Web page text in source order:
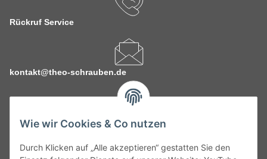
Wie wir Cookies & Co nutzen
Durch Klicken auf „Alle akzeptieren“ gestatten Sie den
Rückruf Service
kontakt@theo-schrauben.de
Service